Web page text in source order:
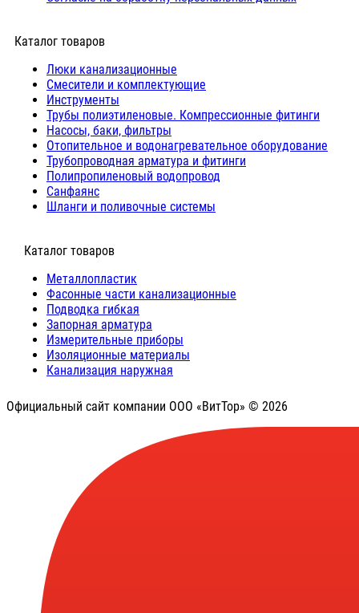
Каталог товаров
Люки канализационные
Cмесители и комплектующие
Инструменты
Трубы полиэтиленовые. Компрессионные фитинги
Насосы, баки, фильтры
Отопительное и водонагревательное оборудование
Трубопроводная арматура и фитинги
Полипропиленовый водопровод
Санфаянс
Шланги и поливочные системы
⠀Каталог товаров
Металлопластик
Фасонные части канализационные
Подводка гибкая
Запорная арматура
Измерительные приборы
Изоляционные материалы
Канализация наружная
Официальный сайт компании ООО «ВитТор» © 2026